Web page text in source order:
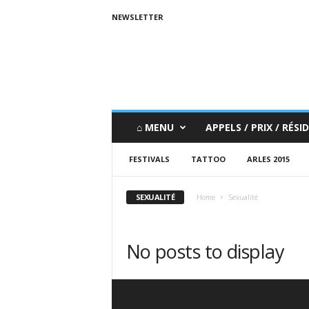
NEWSLETTER
⌂ MENU APPELS / PRIX /
FESTIVALS TATTOO ARLES 2015
SEXUALITÉ Home Sexualité
No posts to display